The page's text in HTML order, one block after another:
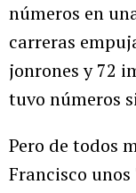
números en
carreras
jonrones y 72
tuvo números
Pero de todos
Francisco